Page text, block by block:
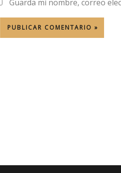
Guarda mi nombre, correo